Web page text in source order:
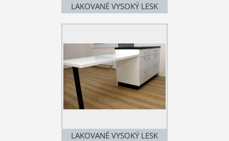
LAKOVANÉ VYSOKÝ LESK
LAKOVANÉ VYSOKÝ LESK